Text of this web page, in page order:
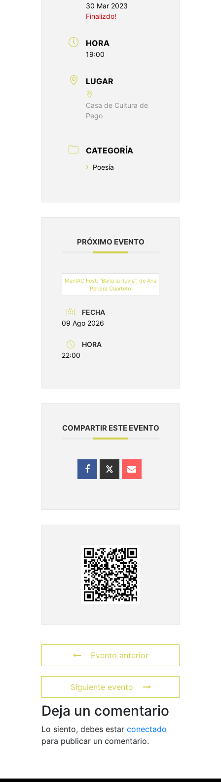
30 Mar 2023
Finalizdo!
HORA
19:00
LUGAR
Casa de Cultura de
Pego
CATEGORÍA
Poesía
PRÓXIMO EVENTO
ManIAC Fest: “Baila la lluvia”, de Ana
Pereira Cuarteto
FECHA
09 Ago 2026
HORA
22:00
COMPARTIR ESTE EVENTO
Evento anterior
Siguiente evento
Deja un comentario
Lo siento, debes estar conectado
para publicar un comentario.